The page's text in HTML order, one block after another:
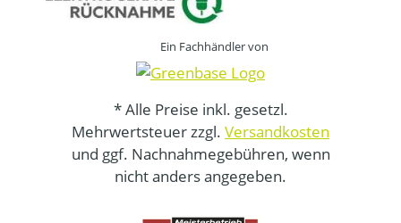
Ein Fachhändler von
* Alle Preise inkl. gesetzl.
Mehrwertsteuer zzgl. Versandkosten
und ggf. Nachnahmegebühren, wenn
nicht anders angegeben.